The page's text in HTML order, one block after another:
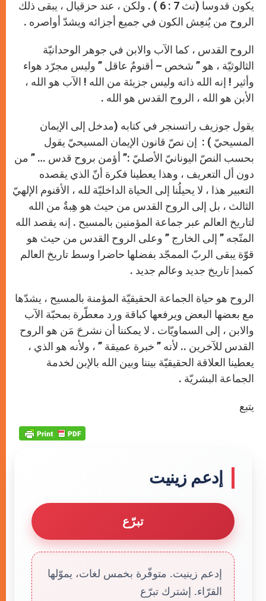
يكون قدوسا (تث 7 : 6 ) . ولكن ، عند حزقيال ، يبقى ذلك
الروح من يُنعِش الكون في جميع أجزائه ويشدّ أواصره .
الروح القدس ، كما الآب والابن في جوهر الوحدانيّة
الثالوثيّة ، هو ” شخص – أقنومٌ عاقل ” وليس مجرّد هواء
وأثير ! إنه الله ذاته وليس جزيئة من الله ! الآب هو الله ،
الأبن هو الله ، الروح القدس هو الله .
يقول جوزيف راتسنجر في كتابه (مدخل إلى الإيمان
المسيحيّ ) : إن نصّ قانون الإيمان المسيحيّ يقول
بحسب النصّ اليونانيّ الأصليّ :” أؤمن بروح قدس … ” من
دون أل التعريف ، وهذا يعطينا فكرة أنّ الذي يقصده
التعبير هذا ، لا يحيلُنا إلى الحياة الداخليّة لله ، الأقنوم الإلهيّ
الثالث ، بل إلى الروح القدس من حيث هو هِبةٌ من الله
لتاريخ العالم عبر جماعة المؤمنين بالمسيح . إنه يقصد الله
المتّجه ” إلى الخارج ” وعلى الروح القدس من حيث هو
قوّة يبقى الربّ الممجّد بفضلها حاضرا وسط تاريخ العالم
كمبدإ تاريخ جديد وعالم جديد .
الروح هو حياة الجماعة الحقيقيّة المؤمنة بالمسيح ، يشدّها
مع بعضها البعض ويرفعها كباقة ورد معطّرة بمحبّة الآب
والابن ، إلى السماويّات . لا يمكننا أن نشرحَ مَن هو الروح
القدس للآخرين .. لأنه ” خبرة عميقة ” ، ولأنه هو الذي ،
يعطينا العلاقة الحقيقيّة بيننا وبين الله بالإبن لخدمة
الجماعة البشريّة .
يتبع
إدعم زينيت
تبرّع
إدعم زينيت. متوفّرة بخمس لغات، يموّلها
القرّاء. إشترك تبرّع